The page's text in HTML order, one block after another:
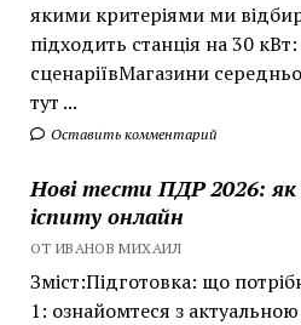
якими критеріями ми
підходить станція на 30
сценаріївМагазини
тут ...
Оставить комментарий
Нові тести ПДР 2026:
іспиту онлайн
ОТ ИВАНОВ МИХАИЛ
Зміст:Підготовка: що
1: ознайомтеся з